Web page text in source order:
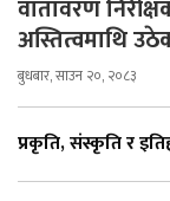
वातावरण
अस्तित्वमाथि
बुधबार, साउन २०, २०८३
प्रकृति, संस्कृति र